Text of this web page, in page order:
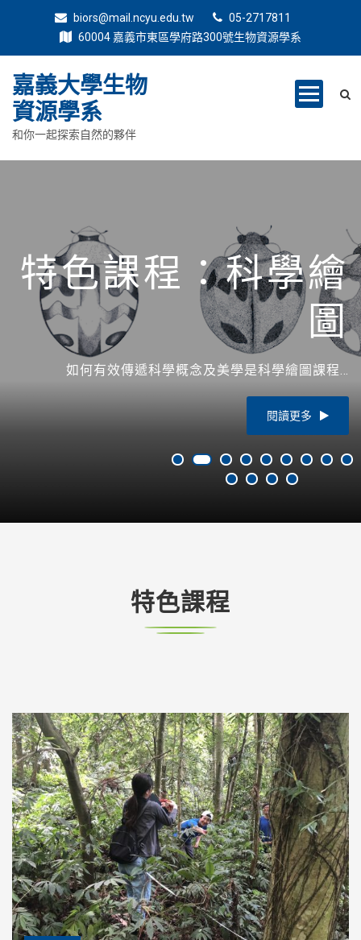
biors@mail.ncyu.edu.tw
05-2717811
60004 嘉義市東區學府路300號生物資源學系
嘉義大學生物
資源學系
和你一起探索自然的夥伴
繪
圖
學繪圖課程…
環境教育學程
特色課程